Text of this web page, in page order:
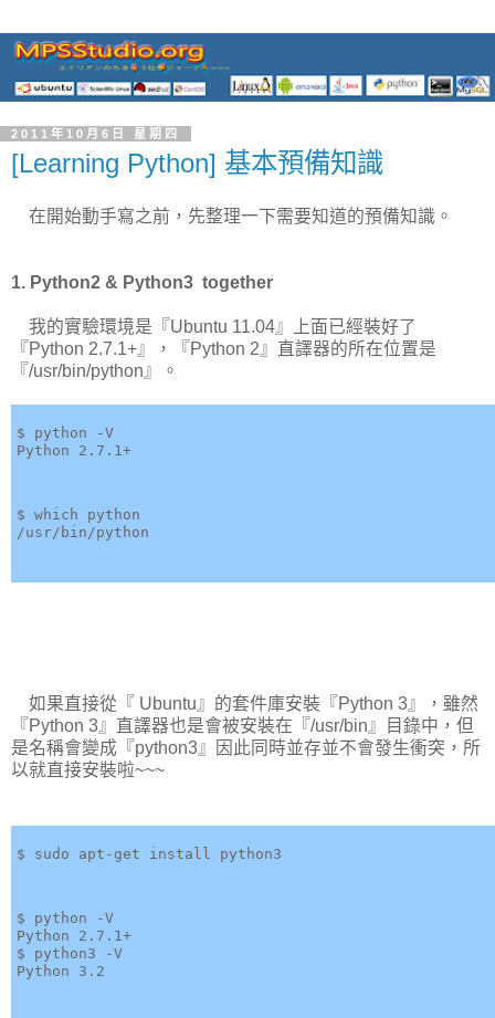
2011年10月6日 星期四
[Learning Python] 基本預備知識
在開始動手寫之前，先整理一下需要知道的預備知識。
1. Python2 & Python3 together
我的實驗環境是『Ubuntu 11.04』上面已經裝好了
『Python 2.7.1+』，『Python 2』直譯器的所在位置是
『/usr/bin/python』。
$ python -V
Python 2.7.1+
$ which python
如果直接從『 Ubuntu』的套件庫安裝『Python 3』，雖然
『Python 3』直譯器也是會被安裝在『/usr/bin』目錄中，但
是名稱會變成『python3』因此同時並存並不會發生衝突，所
以就直接安裝啦~~~
$ sudo apt-get install
$ python -V
Python 2.7.1+
$ python3 -V
Python 3.2